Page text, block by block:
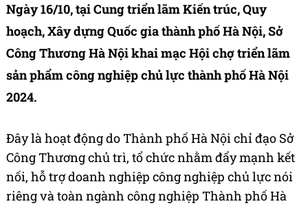
Ngày 16/10, tại Cung triển lãm Kiến trúc, Quy
hoạch, Xây dựng Quốc gia thành phố Hà Nội, Sở
Công Thương Hà Nội khai mạc Hội chợ triển lãm
sản phẩm công nghiệp chủ lực thành phố Hà Nội
2024.
Đây là hoạt động do Thành phố Hà Nội chỉ đạo Sở
Công Thương chủ trì, tổ chức nhằm đẩy mạnh kết
nối, hỗ trợ doanh nghiệp công nghiệp chủ lực nói
riêng và toàn ngành công nghiệp Thành phố Hà